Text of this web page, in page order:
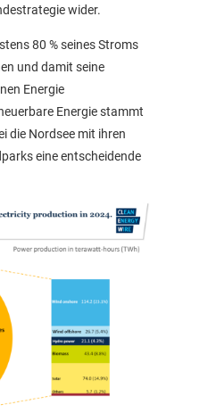
wider.
80 % seines Stroms
und damit seine
Energie
Energie stammt
die Nordsee mit ihren
eine entscheidende